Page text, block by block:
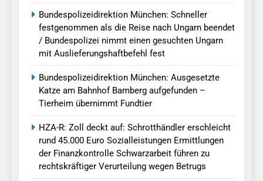
Bundespolizeidirektion München: Schneller
festgenommen als die Reise nach Ungarn beendet
/ Bundespolizei nimmt einen gesuchten Ungarn
mit Auslieferungshaftbefehl fest
Bundespolizeidirektion München: Ausgesetzte
Katze am Bahnhof Bamberg aufgefunden –
Tierheim übernimmt Fundtier
HZA-R: Zoll deckt auf: Schrotthändler erschleicht
rund 45.000 Euro Sozialleistungen Ermittlungen
der Finanzkontrolle Schwarzarbeit führen zu
rechtskräftiger Verurteilung wegen Betrugs